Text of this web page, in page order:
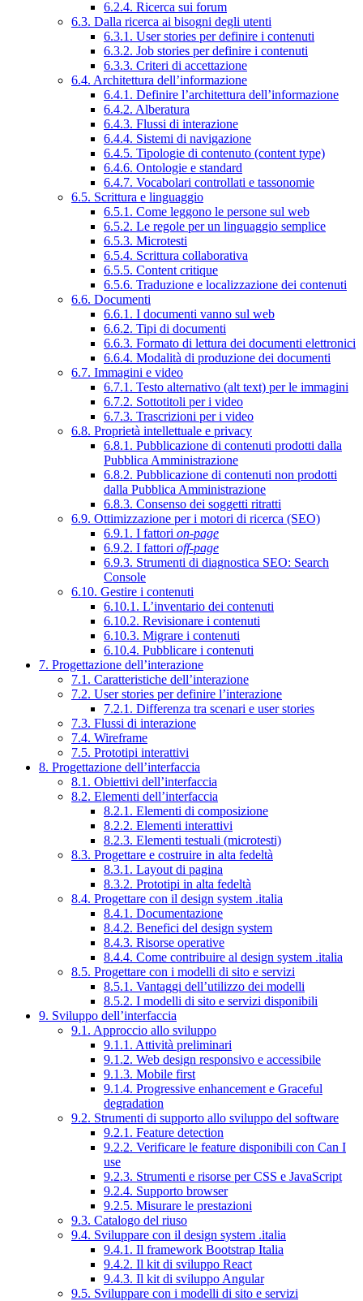
6.2.4. Ricerca sui forum
6.3. Dalla ricerca ai bisogni degli utenti
6.3.1. User stories per definire i contenuti
6.3.2. Job stories per definire i contenuti
6.3.3. Criteri di accettazione
6.4. Architettura dell’informazione
6.4.1. Definire l’architettura dell’informazione
6.4.2. Alberatura
6.4.3. Flussi di interazione
6.4.4. Sistemi di navigazione
6.4.5. Tipologie di contenuto (content type)
6.4.6. Ontologie e standard
6.4.7. Vocabolari controllati e tassonomie
6.5. Scrittura e linguaggio
6.5.1. Come leggono le persone sul web
6.5.2. Le regole per un linguaggio semplice
6.5.3. Microtesti
6.5.4. Scrittura collaborativa
6.5.5. Content critique
6.5.6. Traduzione e localizzazione dei contenuti
6.6. Documenti
6.6.1. I documenti vanno sul web
6.6.2. Tipi di documenti
6.6.3. Formato di lettura dei documenti elettronici
6.6.4. Modalità di produzione dei documenti
6.7. Immagini e video
6.7.1. Testo alternativo (alt text) per le immagini
6.7.2. Sottotitoli per i video
6.7.3. Trascrizioni per i video
6.8. Proprietà intellettuale e privacy
6.8.1. Pubblicazione di contenuti prodotti dalla
Pubblica Amministrazione
6.8.2. Pubblicazione di contenuti non prodotti
dalla Pubblica Amministrazione
6.8.3. Consenso dei soggetti ritratti
6.9. Ottimizzazione per i motori di ricerca (SEO)
6.9.1. I fattori on-page
6.9.2. I fattori off-page
6.9.3. Strumenti di diagnostica SEO: Search
Console
6.10. Gestire i contenuti
6.10.1. L’inventario dei contenuti
6.10.2. Revisionare i contenuti
6.10.3. Migrare i contenuti
6.10.4. Pubblicare i contenuti
7. Progettazione dell’interazione
7.1. Caratteristiche dell’interazione
7.2. User stories per definire l’interazione
7.2.1. Differenza tra scenari e user stories
7.3. Flussi di interazione
7.4. Wireframe
7.5. Prototipi interattivi
8. Progettazione dell’interfaccia
8.1. Obiettivi dell’interfaccia
8.2. Elementi dell’interfaccia
8.2.1. Elementi di composizione
8.2.2. Elementi interattivi
8.2.3. Elementi testuali (microtesti)
8.3. Progettare e costruire in alta fedeltà
8.3.1. Layout di pagina
8.3.2. Prototipi in alta fedeltà
8.4. Progettare con il design system .italia
8.4.1. Documentazione
8.4.2. Benefici del design system
8.4.3. Risorse operative
8.4.4. Come contribuire al design system .italia
8.5. Progettare con i modelli di sito e servizi
8.5.1. Vantaggi dell’utilizzo dei modelli
8.5.2. I modelli di sito e servizi disponibili
9. Sviluppo dell’interfaccia
9.1. Approccio allo sviluppo
9.1.1. Attività preliminari
9.1.2. Web design responsivo e accessibile
9.1.3. Mobile first
9.1.4. Progressive enhancement e Graceful
degradation
9.2. Strumenti di supporto allo sviluppo del software
9.2.1. Feature detection
9.2.2. Verificare le feature disponibili con Can I
use
9.2.3. Strumenti e risorse per CSS e JavaScript
9.2.4. Supporto browser
9.2.5. Misurare le prestazioni
9.3. Catalogo del riuso
9.4. Sviluppare con il design system .italia
9.4.1. Il framework Bootstrap Italia
9.4.2. Il kit di sviluppo React
9.4.3. Il kit di sviluppo Angular
9.5. Sviluppare con i modelli di sito e servizi